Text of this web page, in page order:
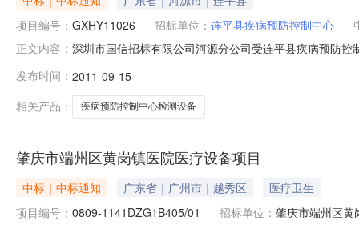
项目编号： GXHY11026 招标单位： 连平县疾病预防控制中心
正文内容： 深圳市国信招标有限公司河源分公司受连平县疾病预防
采购项目三、项目编号：GXHY11026四、采购方式：公
履行日期等详见招标文件。六、
发布时间： 2011-09-15
相关产品：
疾病预防控制中心检测设备
肇庆市端州区黄岗镇医院医疗设备项目
中标｜中标通知 广东省｜广州市｜越秀区
医疗卫生
项目编号： 0809-1141DZG1B405/01 招标单位： 肇庆市端州区黄